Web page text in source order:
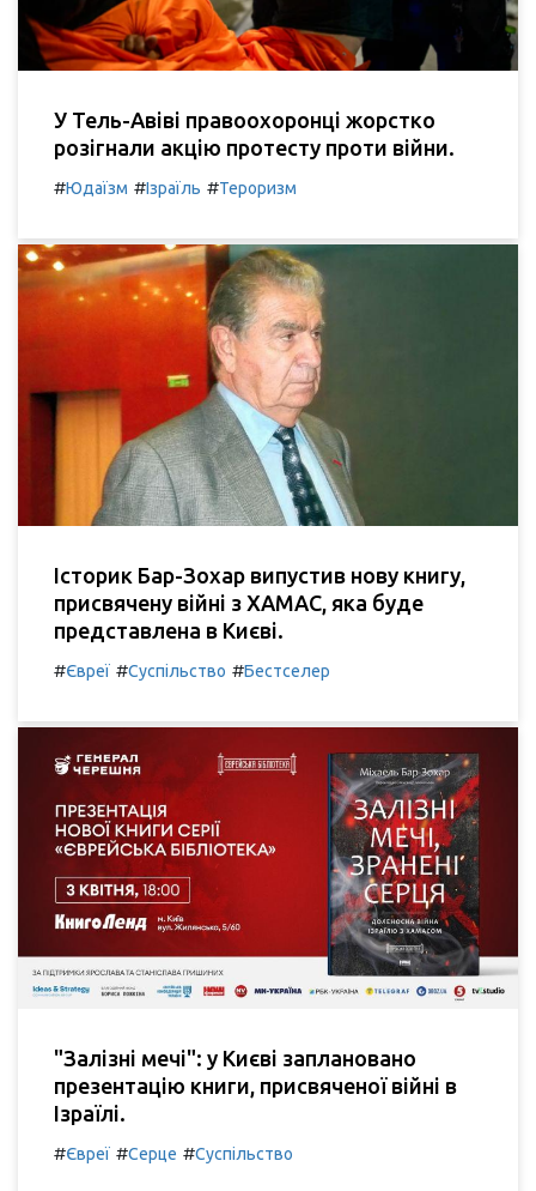
У Тель-Авіві правоохоронці жорстко
розігнали акцію протесту проти війни.
#Юдаїзм #Ізраїль #Тероризм
Історик Бар-Зохар випустив нову книгу,
присвячену війні з ХАМАС, яка буде
представлена в Києві.
#Євреї #Суспільство #Бестселер
"Залізні мечі": у Києві заплановано
презентацію книги, присвяченої війні в
Ізраїлі.
#Євреї #Серце #Суспільство